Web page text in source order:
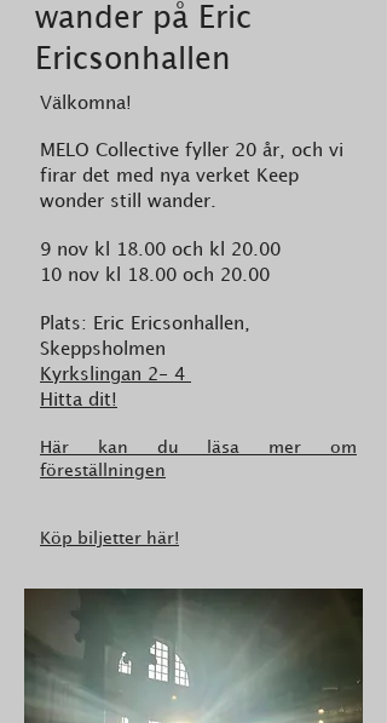
wander på Eric
Ericsonhallen
Välkomna!
MELO Collective fyller 20 år, och vi
firar det med nya verket Keep
wonder still wander.
9 nov kl 18.00 och kl 20.00
10 nov kl 18.00 och 20.00
Plats: Eric Ericsonhallen,
Skeppsholmen
Kyrkslingan 2- 4
Hitta dit!
​Här kan du läsa mer om
föreställningen
Köp biljetter här!